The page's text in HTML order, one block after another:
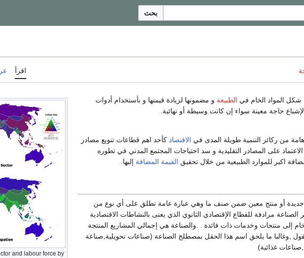
بحث
اقرأ
and labour force by
المواد الخام في الطبيعة و مضمونها لزيادة قيمتها و بأستخدام أدوات
لإشباع حاجة معينة سواء إن كانت وسيطة أو نهائية.
من ركائز التنمية طويلة المدى في الاقتصاد كأحد اهم قطاعات تنويع مصادر
على المصادر التقليدية و سد احتياجات المجتمع المدني في تطوره
اكبر للموارد الطبيعية من خلال تحقيق القيمة المضافة إليها.
جديدة أو منتج معين ضمن صنف ما وهي عبارة عامة تطلق على أي نوع من
الصناعة مرادفة للقطاع الإقتصادي الثانوي الذي يعنى بالنشاطات الاقتصادية
إلى منتجات وخدمات ذات فائدة . .والصناعة هي إجمالي المشاريع المنتجة
,وغالبا ما يلحق اسم هذا الحقل بمصطلح الصناعة (صناعات تحويلية,صناعة
غذائية)